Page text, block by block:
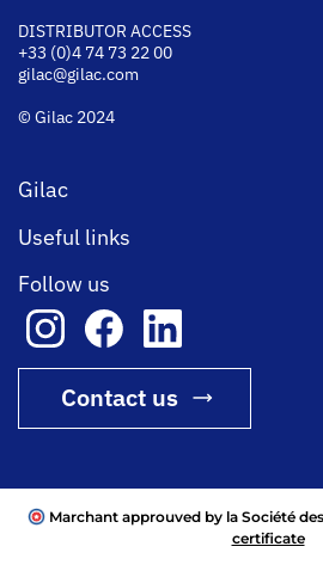
DISTRIBUTOR ACCESS
+33 (0)4 74 73 22 00
gilac@gilac.com
© Gilac 2024
Gilac
Useful links
Follow us
Contact us
Marchant approuved by la Société
certificate